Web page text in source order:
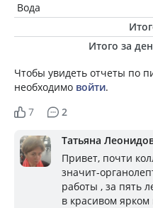
Вода
Итого за
Чтобы увидеть отчеты по
необходимо войти.
7
2
Татьяна
Привет, почти
значит-
работы , за пять
в красивом ярком